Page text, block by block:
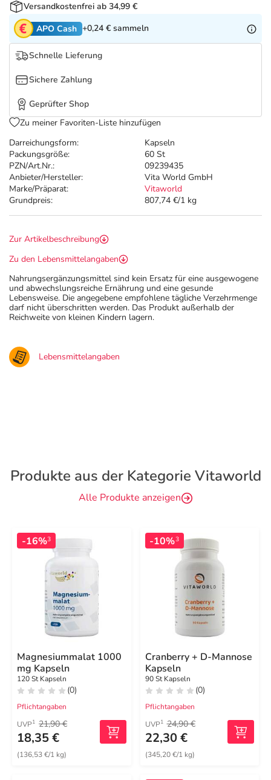
Tierapotheke
Vitamine & Mineralstoffe
Marken
Salus Deals
Darreichungsform:
Kapseln
Packungsgröße:
60 St
PZN/Art.Nr.:
09239435
Anbieter/Hersteller:
Vita World GmbH
Marke/Präparat:
Vitaworld
Grundpreis:
807,74 €/1 kg
Versandkostenfrei ab 34,99 €
APO Cash +0,24 € sammeln
Schnelle Lieferung
Sichere Zahlung
Geprüfter Shop
Zu meiner Favoriten-Liste hinzufügen
Zur Artikelbeschreibung
Zu den Lebensmittelangaben
Nahrungsergänzungsmittel sind kein Ersatz für eine ausgewogene
und abwechslungsreiche Ernährung und eine gesunde
Lebensweise. Die angegebene empfohlene tägliche Verzehrmenge
darf nicht überschritten werden. Das Produkt außerhalb der
Reichweite von kleinen Kindern lagern.
Lebensmittelangaben
Produkte aus der Kategorie Vitaworld
Alle Produkte anzeigen
-16%3
Magnesiummalat 1000
mg Kapseln
120 St Kapseln
(0)
Pflichtangaben
UVP1 21,90 €
18,35 €
(136,53 €/1 kg)
-10%3
Cranberry + D-Mannose
Kapseln
90 St Kapseln
(0)
Pflichtangaben
UVP1 24,90 €
22,30 €
(345,20 €/1 kg)